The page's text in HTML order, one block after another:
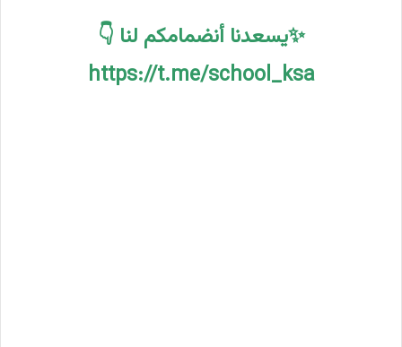
✨يسعدنا أنضمامكم لنا 👇
https://t.me/school_ksa